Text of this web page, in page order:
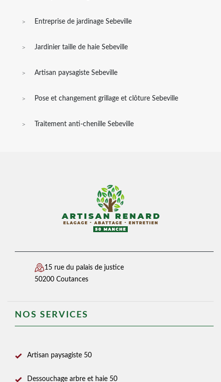
Entreprise de jardinage Sebeville
Jardinier taille de haie Sebeville
Artisan paysagiste Sebeville
Pose et changement grillage et clôture Sebeville
Traitement anti-chenille Sebeville
15 rue du palais de justice
50200 Coutances
NOS SERVICES
Artisan paysagiste 50
Dessouchage arbre et haie 50